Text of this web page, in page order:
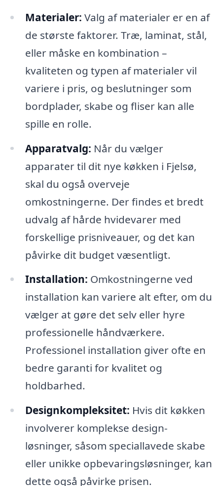
Materialer: Valg af materialer er en af
de største faktorer. Træ, laminat, stål,
eller måske en kombination –
kvaliteten og typen af materialer vil
variere i pris, og beslutninger som
bordplader, skabe og fliser kan alle
spille en rolle.
Apparatvalg: Når du vælger
apparater til dit nye køkken i Fjelsø,
skal du også overveje
omkostningerne. Der findes et bredt
udvalg af hårde hvidevarer med
forskellige prisniveauer, og det kan
påvirke dit budget væsentligt.
Installation: Omkostningerne ved
installation kan variere alt efter, om du
vælger at gøre det selv eller hyre
professionelle håndværkere.
Professionel installation giver ofte en
bedre garanti for kvalitet og
holdbarhed.
Designkompleksitet: Hvis dit køkken
involverer komplekse design-
løsninger, såsom speciallavede skabe
eller unikke opbevaringsløsninger, kan
dette også påvirke prisen.